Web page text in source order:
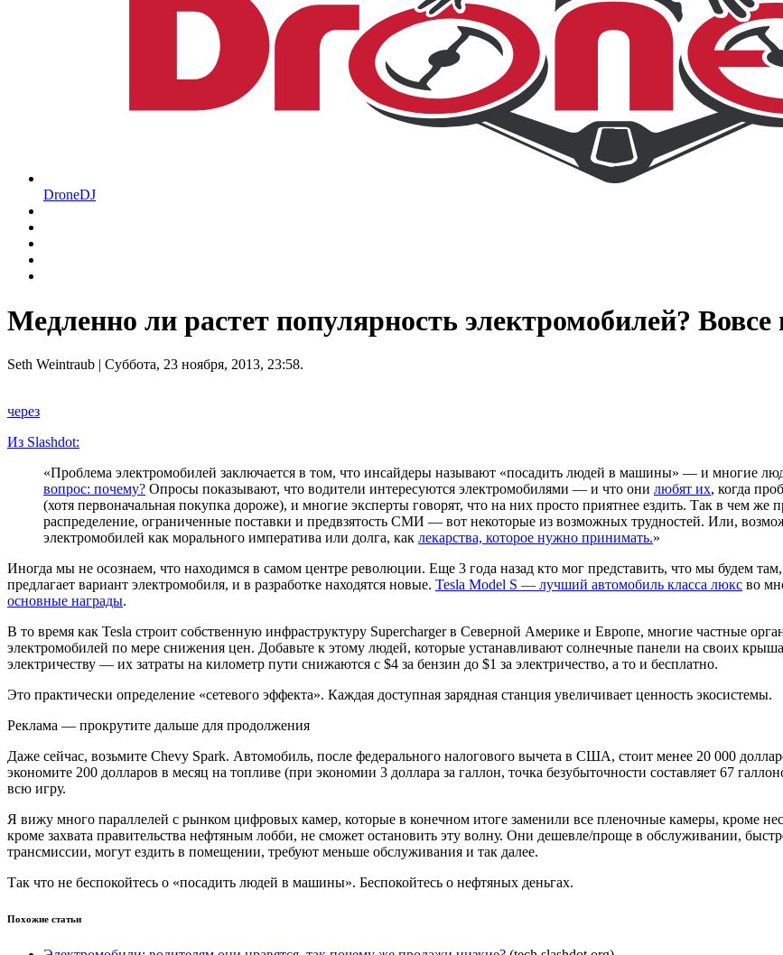
DroneDJ
Медленно ли растет популярность электромобилей? Вовсе
Seth Weintraub | Суббота, 23 ноября, 2013, 23:58.
через
Из Slashdot:
«Проблема электромобилей заключается в том, что инсайдеры называют «посадить людей в машины» — и многие
вопрос: почему? Опросы показывают, что водители интересуются электромобилями — и что они любят их, когда
(хотя первоначальная покупка дороже), и многие эксперты говорят, что на них просто приятнее ездить. Так в чем
распределение, ограниченные поставки и предвзятость СМИ — вот некоторые из возможных трудностей. Или,
электромобилей как морального императива или долга, как лекарства, которое нужно принимать.»
Иногда мы не осознаем, что находимся в самом центре революции. Еще 3 года назад кто мог представить, что мы будем
предлагает вариант электромобиля, и в разработке находятся новые. Tesla Model S — лучший автомобиль класса люкс во
основные награды.
В то время как Tesla строит собственную инфраструктуру Supercharger в Северной Америке и Европе, многие частные
электромобилей по мере снижения цен. Добавьте к этому людей, которые устанавливают солнечные панели на своих
электричеству — их затраты на километр пути снижаются с $4 за бензин до $1 за электричество, а то и бесплатно.
Это практически определение «сетевого эффекта». Каждая доступная зарядная станция увеличивает ценность экосистемы.
Реклама — прокрутите дальше для продолжения
Даже сейчас, возьмите Chevy Spark. Автомобиль, после федерального налогового вычета в США, стоит менее 20 000
экономите 200 долларов в месяц на топливе (при экономии 3 доллара за галлон, точка безубыточности составляет 67
всю игру.
Я вижу много параллелей с рынком цифровых камер, которые в конечном итоге заменили все пленочные камеры, кроме
кроме захвата правительства нефтяным лобби, не сможет остановить эту волну. Они дешевле/проще в обслуживании,
трансмиссии, могут ездить в помещении, требуют меньше обслуживания и так далее.
Так что не беспокойтесь о «посадить людей в машины». Беспокойтесь о нефтяных деньгах.
Похожие статьи